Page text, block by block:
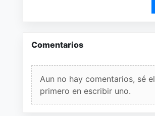
Comentarios
Aun no hay comentarios, sé el
primero en escribir uno.